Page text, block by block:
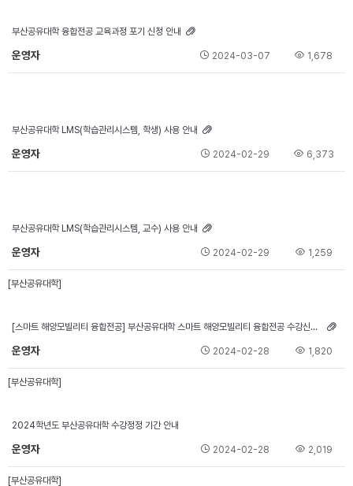
부산공유대학 융합전공 교육과정 포기 신청 안내
운영자 2024-03-07 1,678
부산공유대학 LMS(학습관리시스템, 학생) 사용 안내
운영자 2024-02-29 6,373
부산공유대학 LMS(학습관리시스템, 교수) 사용 안내
운영자 2024-02-29 1,259
[부산공유대학]
[스마트 해양모빌리티 융합전공] 부산공유대학 스마트 해양모빌리티 융합전공 수강신청 안내문
운영자 2024-02-28 1,820
[부산공유대학]
2024학년도 부산공유대학 수강정정 기간 안내
운영자 2024-02-28 2,019
[부산공유대학]